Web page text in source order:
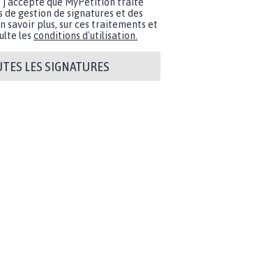
de gestion de signatures et des
savoir plus, sur ces traitements et
les conditions d'utilisation.
LES SIGNATURES